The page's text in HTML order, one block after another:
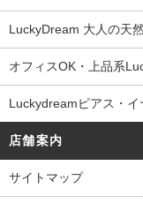
LuckyDream 大人の天
オフィスOK・上品系
Luckydreamピアス・イ
店舗案内
サイトマップ